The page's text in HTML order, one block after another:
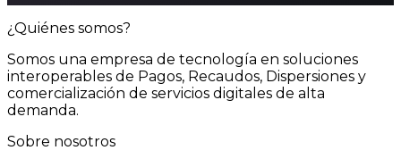
¿Quiénes somos?
Somos una empresa de tecnología en soluciones
interoperables de Pagos, Recaudos, Dispersiones y
comercialización de servicios digitales de alta
demanda.
Sobre nosotros